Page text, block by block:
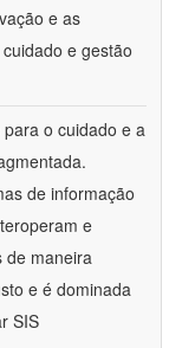
e as
e gestão
o cuidado e a
de informação
e
de maneira
e é dominada
SIS